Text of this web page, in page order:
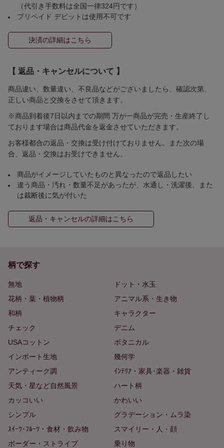
（代引き手数料は全国一律324円です）
プリペイド デビットは使用不可です
決済の詳細はこちら
【 返品・キャンセルについて 】
商品違い、数量違い、不良品などがございましたら、確認次第、
正しい商品と交換をさせて頂きます。
※商品到着後7日以内までの期間 万が一商品が完売・生産終了し
ております場合は商品代金を返金させていただきます。
お客様都合の返品・交換は受け付けておりません。また次の場
合、返品・交換はお受けできません。
商品がイメージしていたものと異なったので返品したい
違う商品・汚れ・数量不足があったが、水通し・洗濯後、また
は裁断後に気が付いた
返品・キャンセルの詳細はこちら
柄で探す
無地
ドット・水玉
花柄・葉・植物柄
アニマル系・生き物
和柄
キャラクター
チェック
デニム
USAコットン
ボタニカル
インポート生地
幾何学
アンティーク調
ｲﾝﾃﾘｱ・家具･楽器・雑貨
天気・星など自然風景
ハート柄
カッコいい
かわいい
シンプル
グラデーション・ムラ染
ｽｲｰﾂ･ﾌﾙｰﾂ・食材・飲み物
スマイリー・人・顔
ボーダー・ストライプ
乗り物